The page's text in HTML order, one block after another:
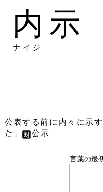
内示
ナイジ
公表する前に内々に示
た」
公示
言葉の最